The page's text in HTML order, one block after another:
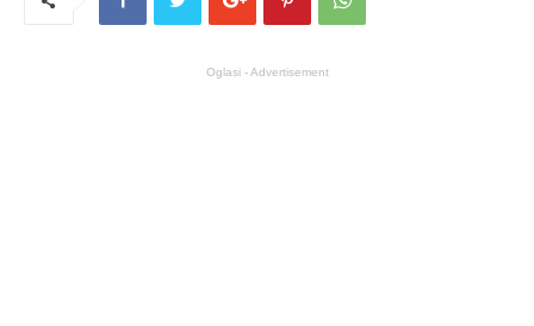
Oglasi - Advertisement